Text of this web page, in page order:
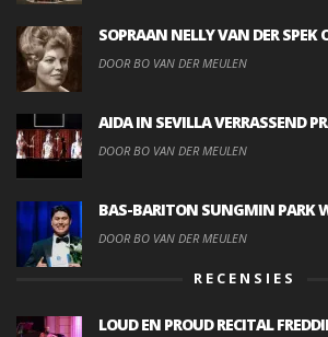
SOPRAAN NELLY VAN DER SPEK
DOOR BO VAN DER MEULEN
AIDA IN SEVILLA VERRASSEND
DOOR BO VAN DER MEULEN
BAS-BARITON SUNGMIN PARK
DOOR BO VAN DER MEULEN
RECENSIES
LOUD EN PROUD RECITAL